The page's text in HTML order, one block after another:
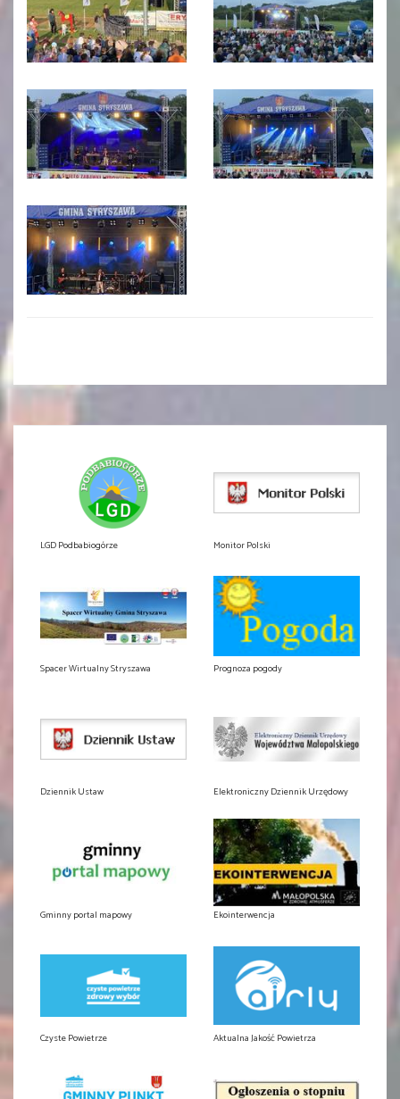
LGD Podbabiogórze Monitor Polski
Spacer Wirtualny Stryszawa Prognoza pogody
Dziennik Ustaw Elektroniczny Dziennik Urzędowy
Gminny portal mapowy Ekointerwencja
Czyste Powietrze Aktualna Jakość Powietrza